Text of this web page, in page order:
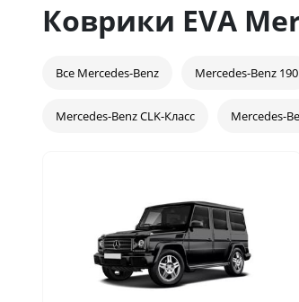
Коврики EVA
Все Mercedes-Benz Mercedes-Benz 190
Mercedes-Benz CLK-Класс Mercedes-